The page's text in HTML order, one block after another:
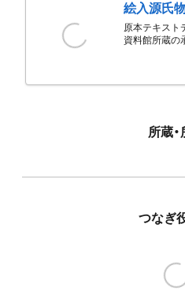
絵入源氏
原本テキスト
資料館所蔵の
所蔵
つなぎ